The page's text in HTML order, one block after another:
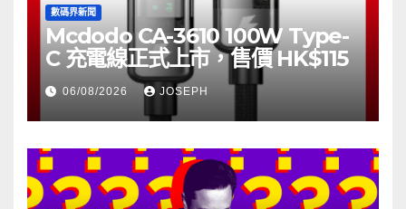
數碼界新聞
Mcdodo CA-3610 100W Type-
C 充電線正式上市，售價 HK$115
06/08/2026 JOSEPH